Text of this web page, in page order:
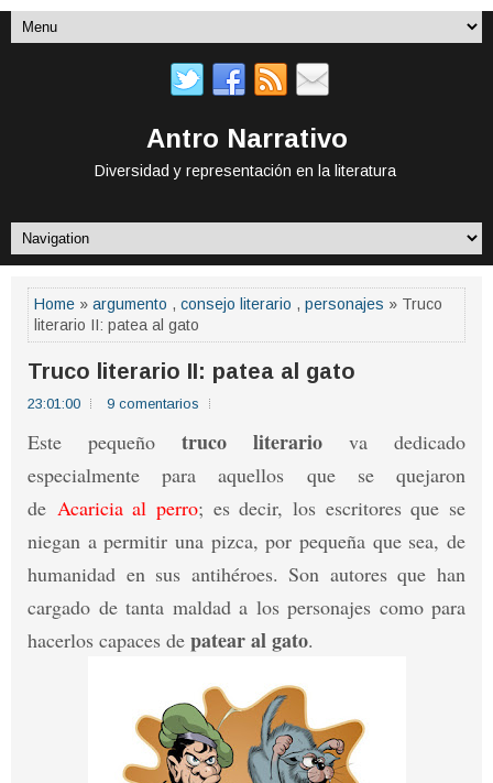
Antro Narrativo
Diversidad y representación en la literatura
Home » argumento , consejo literario , personajes » Truco
literario II: patea al gato
Truco literario II: patea al gato
23:01:00 9 comentarios
Este pequeño truco literario va dedicado
especialmente para aquellos que se quejaron
de Acaricia al perro; es decir, los escritores que se
niegan a permitir una pizca, por pequeña que sea, de
humanidad en sus antihéroes. Son autores que han
cargado de tanta maldad a los personajes como para
hacerlos capaces de patear al gato.